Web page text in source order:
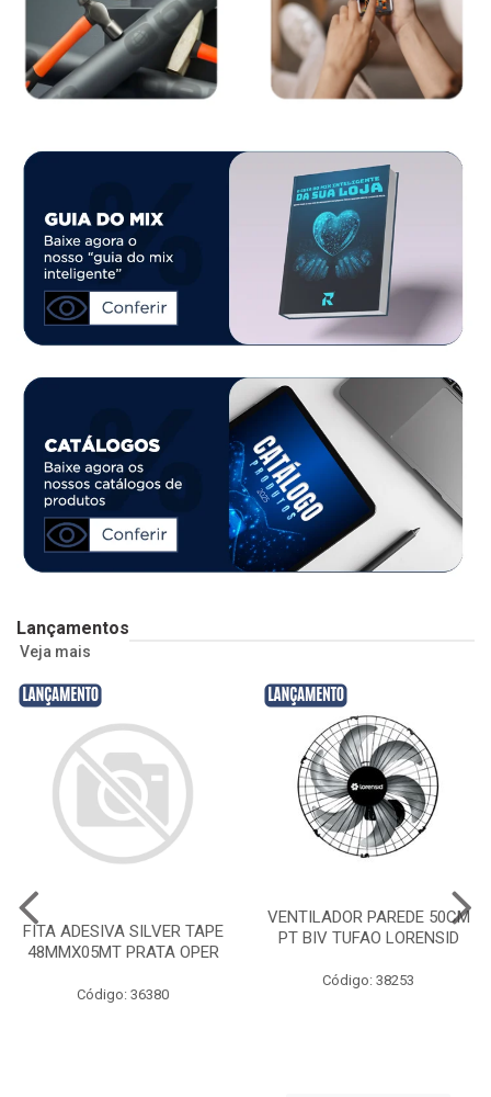
Lançamentos
Veja mais
FITA ADESIVA SILVER TAPE
48MMX05MT PRATA OPER
Código: 36380
VENTILADOR PAREDE 50CM
PT BIV TUFAO LORENSID
Código: 38253